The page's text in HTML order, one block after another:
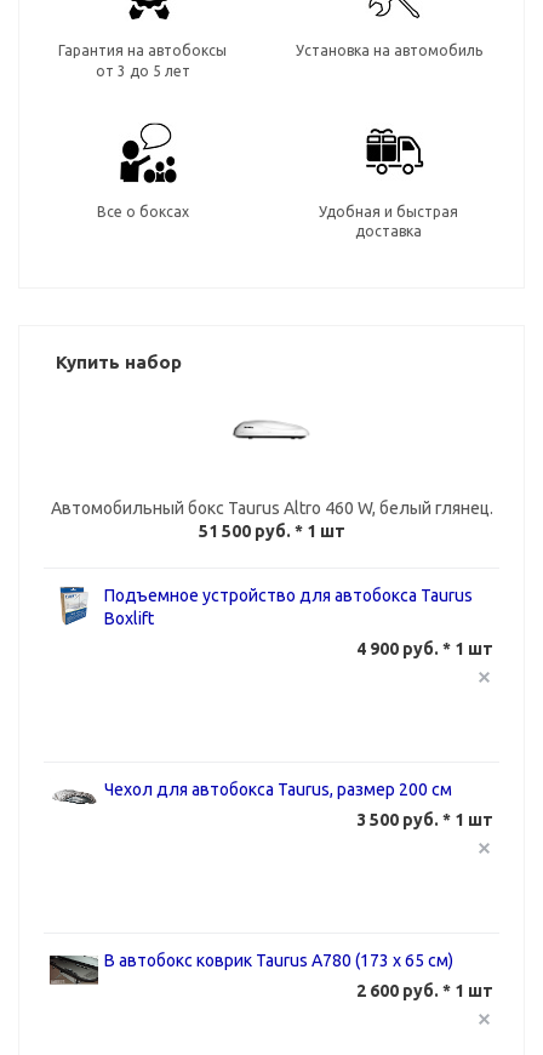
Гарантия на автобоксы
от 3 до 5 лет
Установка на автомобиль
Все о боксах
Удобная и быстрая
доставка
Купить набор
Автомобильный бокс Taurus Altro 460 W, белый глянец.
51 500 руб. * 1 шт
Подъемное устройство для автобокса Taurus
Boxlift
4 900 руб. * 1 шт
Чехол для автобокса Taurus, размер 200 cм
3 500 руб. * 1 шт
B автобокс коврик Taurus А780 (173 х 65 см)
2 600 руб. * 1 шт